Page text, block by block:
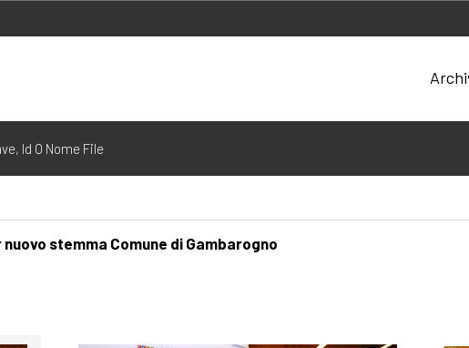
stemma Comune di Gambarogno